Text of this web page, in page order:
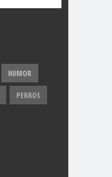
HUMOR
PERROS